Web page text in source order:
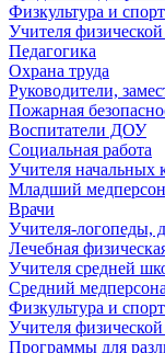
Физкультура и спорт
Учителя
Педагогика
Охрана труда
Руководители,
Пожарная
Воспитатели ДОУ
Социальная работа
Учителя начальных
Младший
Врачи
Учителя-логопеды,
Лечебная
Учителя средней
Средний
Физкультура и спорт
Учителя
Программы для